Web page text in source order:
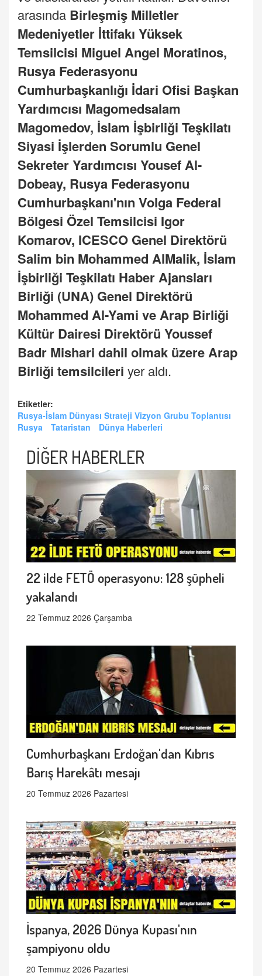
arasında Birleşmiş Milletler
Medeniyetler İttifakı Yüksek
Temsilcisi Miguel Angel Moratinos,
Rusya Federasyonu
Cumhurbaşkanlığı İdari Ofisi Başkan
Yardımcısı Magomedsalam
Magomedov, İslam İşbirliği Teşkilatı
Siyasi İşlerden Sorumlu Genel
Sekreter Yardımcısı Yousef Al-
Dobeay, Rusya Federasyonu
Cumhurbaşkanı'nın Volga Federal
Bölgesi Özel Temsilcisi Igor
Komarov, ICESCO Genel Direktörü
Salim bin Mohammed AlMalik, İslam
İşbirliği Teşkilatı Haber Ajansları
Birliği (UNA) Genel Direktörü
Mohammed Al-Yami ve Arap Birliği
Kültür Dairesi Direktörü Youssef
Badr Mishari dahil olmak üzere Arap
Birliği temsilcileri yer aldı.
Etiketler:
Rusya-İslam Dünyası Strateji Vizyon Grubu Toplantısı
Rusya
Tataristan Dünya Haberleri
DİĞER HABERLER
22 ilde FETÖ operasyonu: 128 şüpheli
yakalandı
22 Temmuz 2026 Çarşamba
Cumhurbaşkanı Erdoğan'dan Kıbrıs
Barış Harekâtı mesajı
20 Temmuz 2026 Pazartesi
İspanya, 2026 Dünya Kupası'nın
şampiyonu oldu
20 Temmuz 2026 Pazartesi